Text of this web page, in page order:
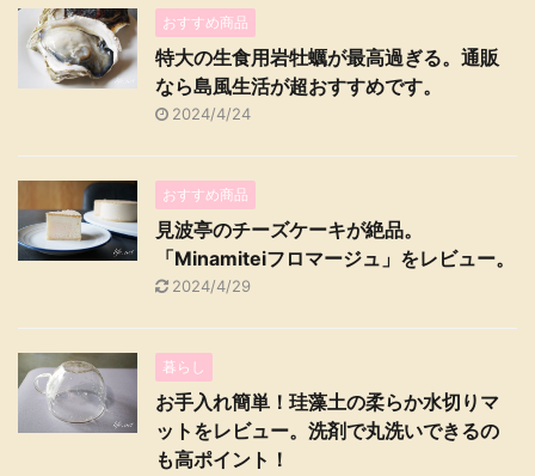
おすすめ商品
特大の生食用岩牡蠣が最高過ぎる。通販
なら島風生活が超おすすめです。
2024/4/24
おすすめ商品
見波亭のチーズケーキが絶品。
「Minamiteiフロマージュ」をレビュー。
2024/4/29
暮らし
お手入れ簡単！珪藻土の柔らか水切りマ
ットをレビュー。洗剤で丸洗いできるの
も高ポイント！